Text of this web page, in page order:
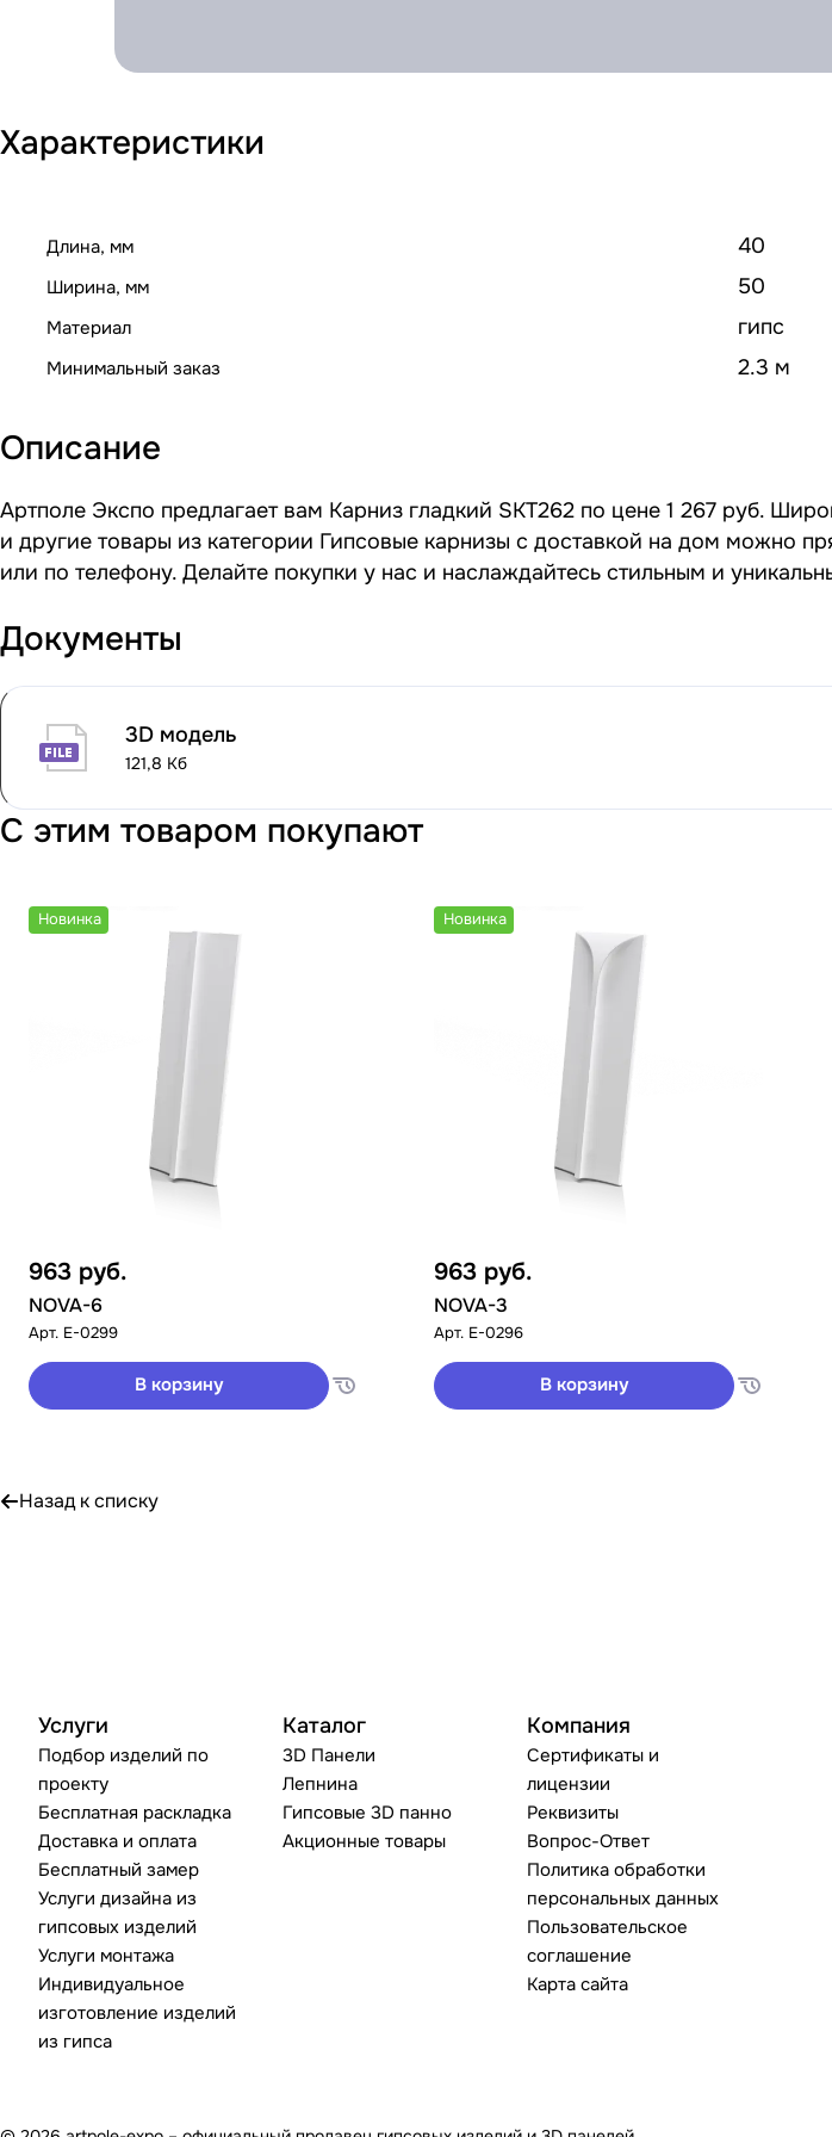
Характеристики
Длина, мм 40
Ширина, мм 50
Материал гипс
Минимальный заказ 2.3 м
Описание
Артполе Экспо предлагает вам Карниз гладкий SKT262 по цене 1 267 руб.
и другие товары из категории Гипсовые карнизы с доставкой на дом можно
или по телефону. Делайте покупки у нас и наслаждайтесь стильным и
Документы
3D модель
121,8 Кб
С этим товаром покупают
Новинка
963 руб.
NOVA-6
Арт. E-0299
В корзину
Новинка
963 руб.
NOVA-3
Арт. E-0296
В корзину
Назад к списку
Услуги
Подбор изделий по
проекту
Бесплатная раскладка
Доставка и оплата
Бесплатный замер
Услуги дизайна из
гипсовых изделий
Услуги монтажа
Индивидуальное
изготовление изделий
из гипса
Каталог
3D Панели
Лепнина
Гипсовые 3D панно
Акционные товары
Компания
Сертификаты и
лицензии
Реквизиты
Вопрос-Ответ
Политика обработки
персональных данных
Пользовательское
соглашение
Карта сайта